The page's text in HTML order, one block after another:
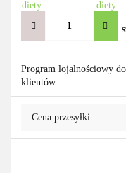
Program lojalnościowy
klientów.
Cena przesyłki